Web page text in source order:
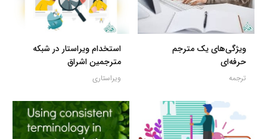
ویژگی‌های یک مترجم
حرفه‌ای
ترجمه
استخدام ویراستار در شبکه
مترجمین اشراق
ویراستاری